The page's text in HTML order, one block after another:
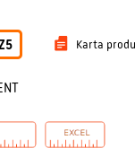
Karta